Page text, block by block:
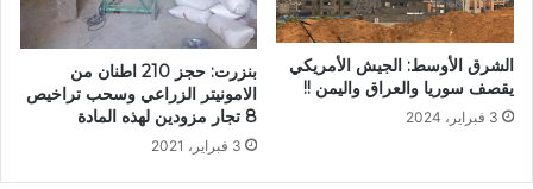
الشرق الأوسط: الجيش الأمريكي
يقصف سوريا والعراق واليمن !!
3 فبراير، 2024
بنزرت: حجز 210 اطنان من
الامونيتر الزراعي وسحب تراخيص
8 تجار مزودين لهذه المادة
3 فبراير، 2021